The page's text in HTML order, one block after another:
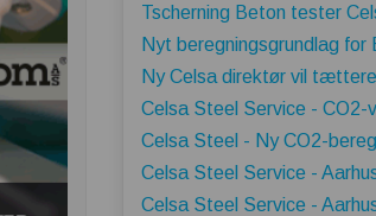
Tscherning Beton tester
Nyt beregningsgrundlag
Ny Celsa direktør vil
Celsa Steel Service - CO2-
Celsa Steel - Ny CO2-
Celsa Steel Service -
Celsa Steel Service -